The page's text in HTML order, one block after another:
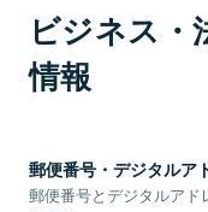
ビジネス・
情報
郵便番号・デジタルア
郵便番号とデジタルア